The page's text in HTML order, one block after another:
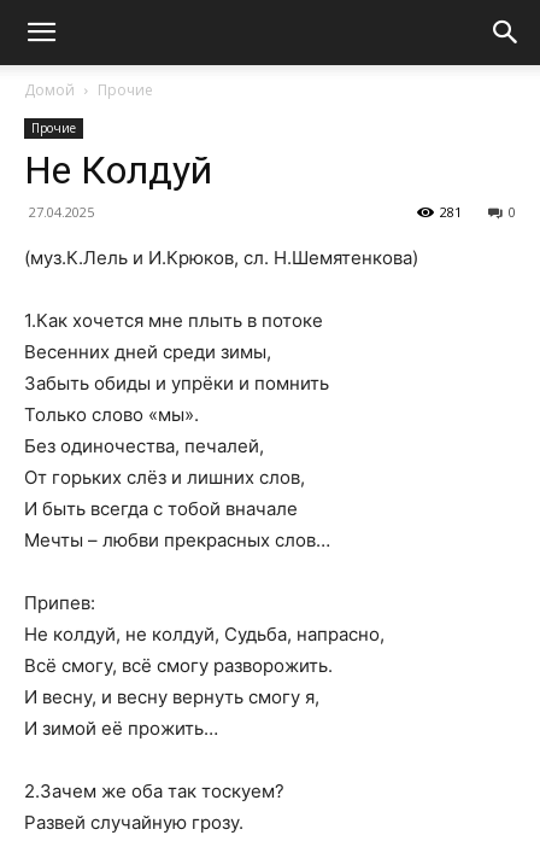
Домой Прочие
Прочие
Не Колдуй
27.04.2025 0
281
(муз.К.Лель и И.Крюков, сл. Н.Шемятенкова)
1.Как хочется мне плыть в потоке
Весенних дней среди зимы,
Забыть обиды и упрёки и помнить
Только слово «мы».
Без одиночества, печалей,
От горьких слёз и лишних слов,
И быть всегда с тобой вначале
Мечты – любви прекрасных слов…
Припев:
Не колдуй, не колдуй, Судьба, напрасно,
Всё смогу, всё смогу разворожить.
И весну, и весну вернуть смогу я,
И зимой её прожить…
2.Зачем же оба так тоскуем?
Развей случайную грозу.